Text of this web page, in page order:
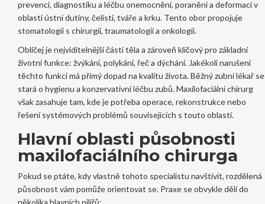
prevenci, diagnostiku a léčbu onemocnění, poranění a deformací v
oblasti ústní dutiny, čelistí, tváře a krku. Tento obor propojuje
stomatologii s chirurgií, traumatologií a onkologií.
Obličej je nejviditelnější částí těla a zároveň klíčový pro základní
životní funkce: žvýkání, polykání, řeč a dýchání. Jakékoli narušení
těchto funkcí má přímý dopad na kvalitu života. Běžný zubní lékař se
stará o hygienu a konzervativní léčbu zubů. Maxilofaciální chirurg
však zasahuje tam, kde je potřeba operace, rekonstrukce nebo
řešení systémových problémů souvisejících s touto oblastí.
Hlavní oblasti působnosti
maxilofaciálního chirurga
Pokud se ptáte, kdy vlastně tohoto specialistu navštívit, rozdělená
působnost vám pomůže orientovat se. Praxe se obvykle dělí do
několika hlavních pilířů: